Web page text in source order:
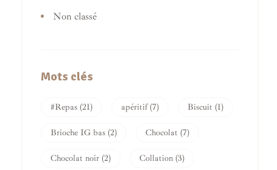
Non classé
Mots clés
#Repas (21) apéritif(7) Biscuit (1)
Brioche IG bas (2) Chocolat (7)
Chocolat noir (2) Collation (3)